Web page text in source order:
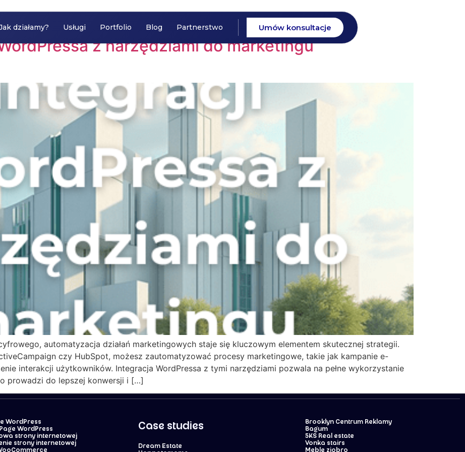
działamy? Usługi Portfolio Blog Partnerstwo Umów konsultacje
z narzędziami do marketingu
automatyzacja działań marketingowych staje się kluczowym elementem skutecznej strategii.
czy HubSpot, możesz zautomatyzować procesy marketingowe, takie jak kampanie e-
interakcji użytkowników. Integracja WordPressa z tymi narzędziami pozwala na pełne wykorzystanie
prowadzi do lepszej konwersji i […]
WordPress
WordPress
strony internetowej
strony internetowej
Case studies
Dream Estate
Brooklyn Centrum Reklamy
Bagum
5KS Real estate
Vonka stairs